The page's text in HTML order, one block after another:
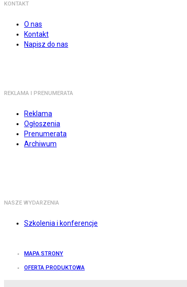
KONTAKT
O nas
Kontakt
Napisz do nas
REKLAMA I PRENUMERATA
Reklama
Ogłoszenia
Prenumerata
Archiwum
NASZE WYDARZENIA
Szkolenia i konferencje
MAPA STRONY
OFERTA PRODUKTOWA